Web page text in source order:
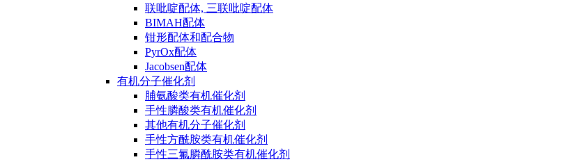
联吡啶配体, 三联吡啶配体
BIMAH配体
钳形配体和配合物
PyrOx配体
Jacobsen配体
有机分子催化剂
脯氨酸类有机催化剂
手性膦酸类有机催化剂
其他有机分子催化剂
手性方酰胺类有机催化剂
手性三氟膦酰胺类有机催化剂